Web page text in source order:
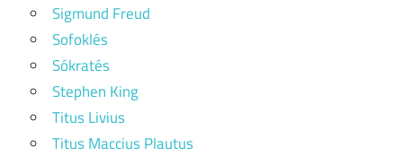
Sigmund Freud
Sofoklés
Sókratés
Stephen King
Titus Livius
Titus Maccius Plautus